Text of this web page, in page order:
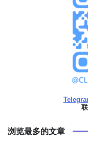
浏览最多的文章